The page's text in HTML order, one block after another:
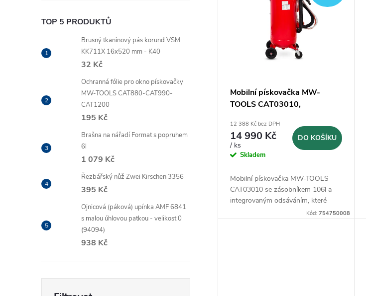
TOP 5 PRODUKTŮ
Brusný tkaninový pás korund VSM
KK711X 16x520 mm - K40
32 Kč
Ochranná fólie pro okno pískovačky
MW-TOOLS CAT880-CAT990-
CAT1200
195 Kč
Brašna na nářadí Format s popruhem
6l
1 079 Kč
Řezbářský nůž Zwei Kirschen 3356
395 Kč
Ojnicová (páková) upínka AMF 6841
s malou úhlovou patkou - velikost 0
(94094)
938 Kč
k
Mobilní pískovačka MW-
TOOLS CAT03010,
odsáváním
12 388 Kč bez DPH
14 990 Kč
/ ks
Skladem
DO KOŠÍKU
Mobilní pískovačka MW-TOOLS
CAT03010 se zásobníkem 106l a
integrovaným odsáváním, které
zachycuje abrazivo a výrazně
snižuje množství odpadu
Kód:754750008